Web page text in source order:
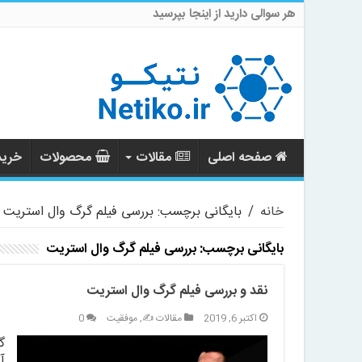
هر سوالی دارید از اینجا بپرسید
صفحه اصلی مقالات محصولات
خانه / بایگانی برچسب: بررسی فیلم گرگ وال استریت
بایگانی برچسب:بررسی فیلم گرگ وال استریت
نقد و بررسی فیلم گرگ وال استریت
اکتبر 6, 2019 مقالات ✍️,موفقیت 0